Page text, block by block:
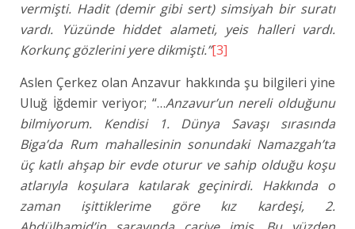
vermişti. Hadit (demir gibi sert) simsiyah bir suratı
vardı. Yüzünde hiddet alameti, yeis halleri vardı.
Korkunç gözlerini yere dikmişti.”[3]
Aslen Çerkez olan Anzavur hakkında şu bilgileri yine
Uluğ İğdemir veriyor; “…Anzavur’un nereli olduğunu
bilmiyorum. Kendisi 1. Dünya Savaşı sırasında
Biga’da Rum mahallesinin sonundaki Namazgah’ta
üç katlı ahşap bir evde oturur ve sahip olduğu koşu
atlarıyla koşulara katılarak geçinirdi. Hakkında o
zaman işittiklerime göre kız kardeşi, 2.